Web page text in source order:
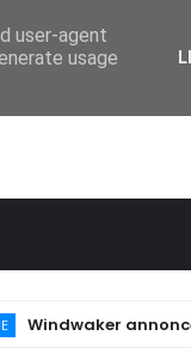
annonce son
user-agent
usage